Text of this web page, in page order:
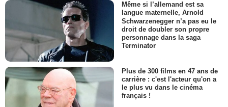
Même si l’allemand est sa
langue maternelle, Arnold
Schwarzenegger n’a pas eu le
droit de doubler son propre
personnage dans la saga
Terminator
Plus de 300 films en 47 ans de
carrière : c'est l'acteur qu'on a
le plus vu dans le cinéma
français !